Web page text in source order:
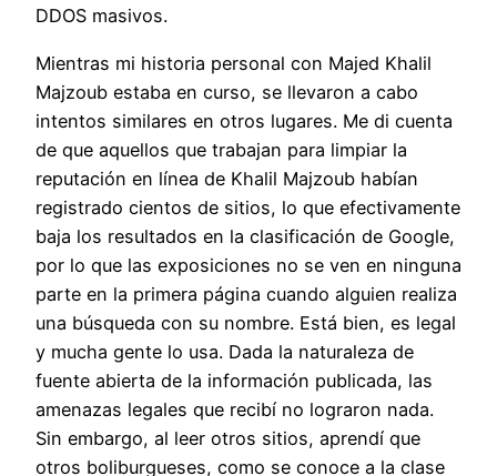
DDOS masivos.
Mientras mi historia personal con Majed Khalil
Majzoub estaba en curso, se llevaron a cabo
intentos similares en otros lugares. Me di cuenta
de que aquellos que trabajan para limpiar la
reputación en línea de Khalil Majzoub habían
registrado cientos de sitios, lo que efectivamente
baja los resultados en la clasificación de Google,
por lo que las exposiciones no se ven en ninguna
parte en la primera página cuando alguien realiza
una búsqueda con su nombre. Está bien, es legal
y mucha gente lo usa. Dada la naturaleza de
fuente abierta de la información publicada, las
amenazas legales que recibí no lograron nada.
Sin embargo, al leer otros sitios, aprendí que
otros boliburgueses, como se conoce a la clase